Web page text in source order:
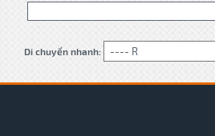
Di chuyển nhanh: